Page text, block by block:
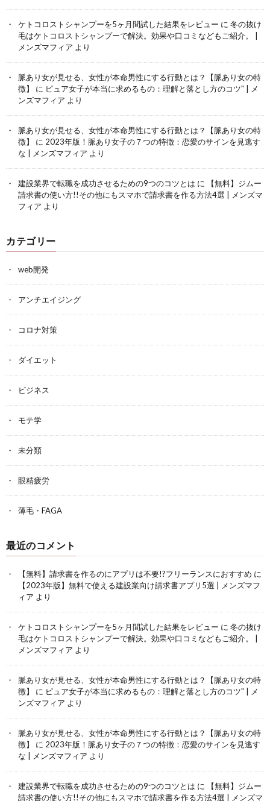
ケトコロストシャンプーを5ヶ月間試した結果をレビュー に 冬の抜け
毛はケトコロストシャンプーで解決。効果や口コミなどもご紹介。 |
メンズマフィア より
脈あり女が見せる、女性が本命男性にする行動とは？【脈あり女の特
徴】
に ピュア女子が本当に求めるもの：理解と落とし方のコツ" | メ
ンズマフィア より
脈あり女が見せる、女性が本命男性にする行動とは？【脈あり女の特
徴】
に 2023年版！脈あり女子の７つの特徴：恋愛のサインを見逃す
な | メンズマフィア より
建設業界で転職を成功させるための9つのコツとは に
【無料】ジムー
請求書の使い方!!その他にもスマホで請求書を作る方法4選 | メンズマ
フィア より
カテゴリー
web開発
アンチエイジング
コロナ対策
ダイエット
ビジネス
モテ学
未分類
眼精疲労
薄毛・FAGA
最近のコメント
【無料】請求書を作るのにアプリは不要!?フリーランスにおすすめ に
【2023年版】無料で使える建設業向け請求書アプリ5選 | メンズマフ
ィア より
ケトコロストシャンプーを5ヶ月間試した結果をレビュー に 冬の抜け
毛はケトコロストシャンプーで解決。効果や口コミなどもご紹介。 |
メンズマフィア より
脈あり女が見せる、女性が本命男性にする行動とは？【脈あり女の特
徴】
に ピュア女子が本当に求めるもの：理解と落とし方のコツ" | メ
ンズマフィア より
脈あり女が見せる、女性が本命男性にする行動とは？【脈あり女の特
徴】
に 2023年版！脈あり女子の７つの特徴：恋愛のサインを見逃す
な | メンズマフィア より
建設業界で転職を成功させるための9つのコツとは に
【無料】ジムー
請求書の使い方!!その他にもスマホで請求書を作る方法4選 | メンズマ